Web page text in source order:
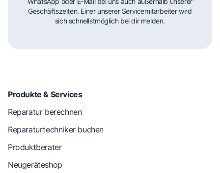
Geschäftszeiten. Einer unserer Servicemitarbeiter wird
sich schnellstmöglich bei dir melden.
Produkte & Services
Reparatur berechnen
Reparaturtechniker buchen
Produktberater
Neugeräteshop